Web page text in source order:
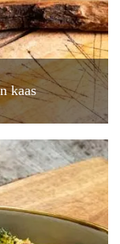
kaas